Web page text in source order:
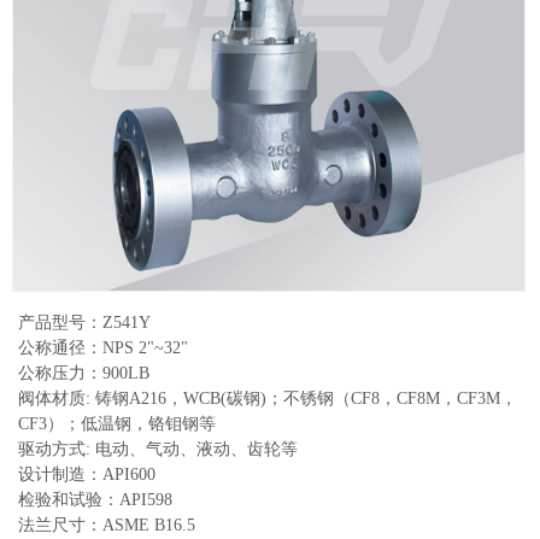
产品型号：Z541Y
公称通径：NPS 2"~32"
公称压力：900LB
阀体材质: 铸钢A216，WCB(碳钢)；不锈钢（CF8，CF8M，CF3M，
CF3）；低温钢，铬钼钢等
驱动方式: 电动、气动、液动、齿轮等
设计制造：API600
检验和试验：API598
法兰尺寸：ASME B16.5